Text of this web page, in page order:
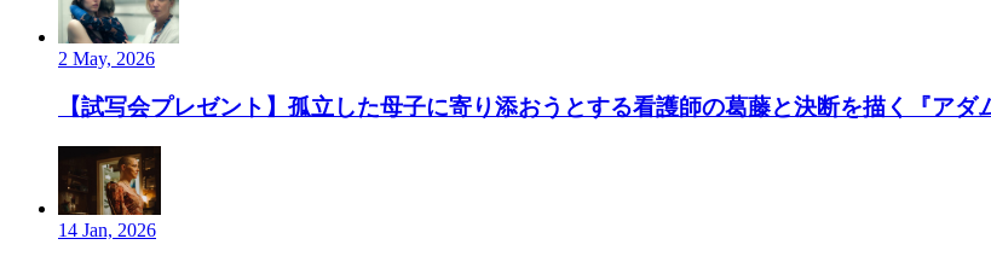
2 May, 2026
【試写会プレゼント】孤立した母子に寄り添おうとする看護師の葛藤と決断を描く『アダ
14 Jan, 2026